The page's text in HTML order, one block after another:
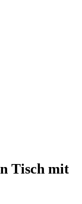
Tisch mit